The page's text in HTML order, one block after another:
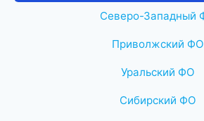
Северо-Западный
Приволжский ФО
Уральский ФО
Сибирский ФО